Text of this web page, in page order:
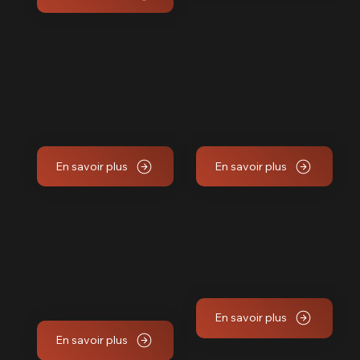
En savoir plus En savoir plus
En savoir plus
En savoir plus